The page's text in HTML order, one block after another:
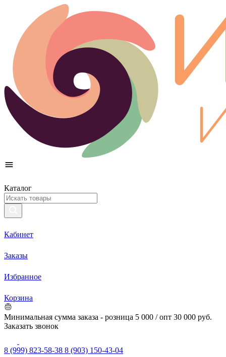
Каталог
Кабинет
Заказы
Избранное
Корзина
Минимальная сумма заказа - розница 5 000 / опт 30 000 руб.
Заказать звонок
8 (999) 823-58-38 8 (903) 150-43-04